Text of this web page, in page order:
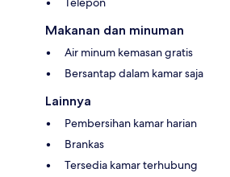
Makanan dan minuman
Air minum kemasan gratis
Bersantap dalam kamar saja
Lainnya
Pembersihan kamar harian
Brankas
Tersedia kamar terhubung